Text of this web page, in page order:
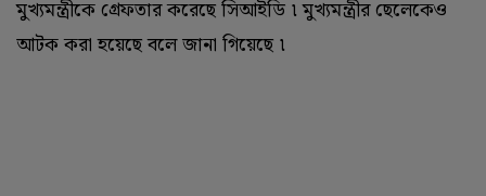
মুখ্যমন্ত্রীকে গ্রেফতার করেছে সিআইডি ৷ মুখ্যমন্ত্রীর ছেলেকেও
আটক করা হয়েছে বলে জানা গিয়েছে ৷